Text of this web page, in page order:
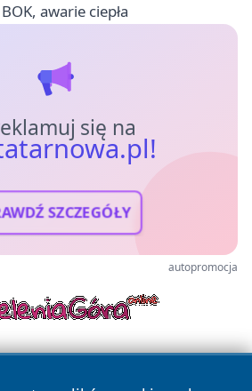
awarie ciepła
się na
SZCZEGÓŁY
autopromocja